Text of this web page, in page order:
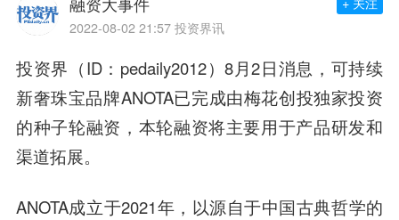
融资大事件
2022-08-02 21:57 投资界讯
投资界（ID：pedaily2012）8月2日消息，可持续
新奢珠宝品牌ANOTA已完成由梅花创投独家投资
的种子轮融资，本轮融资将主要用于产品研发和
渠道拓展。
ANOTA成立于2021年，以源自于中国古典哲学的